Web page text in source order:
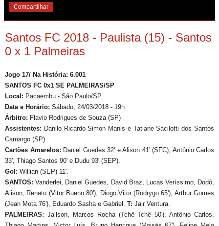
Compartilhar
Santos FC 2018 - Paulista (15) - Santos
0 x 1 Palmeiras
Jogo 17/ Na História: 6.001
SANTOS FC 0x1 SE PALMEIRAS/SP
Local: Pacaembu - São Paulo/SP
Data e Horário: Sábado, 24/03/2018 - 19h
Árbitro: Flavio Rodrigues de Souza (SP)
Assistentes: Danilo Ricardo Simon Manis e Tatiane Sacilotti dos Santos
Camargo (SP)
Cartões Amarelos: Daniel Guedes 32' e Alison 41' (SFC); Antônio Carlos
33', Thiago Santos 90' e Dudu 93' (SEP).
Gol: Willian (SEP) 11'.
SANTOS: Vanderlei, Daniel Guedes, David Braz, Lucas Veríssimo, Dodô,
Alison, Renato (Vitor Bueno 80'), Diogo Vitor (Rodrygo 65'), Arthur Gomes
(Jean Mota 76'), Eduardo Sasha e Gabriel. T: Jair Ventura
PALMEIRAS: Jailson, Marcos Rocha (Tchê Tchê 50'), Antônio Carlos,